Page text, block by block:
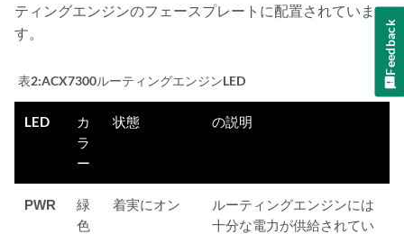
ティングエンジンのフェースプレートに配置されていま
す。
表2:ACX7300ルーティングエンジンLED
LED
カ
ラ
ー
状態 の説明
PWR
緑
色
着実にオン
ルーティングエンジンには
十分な電力が供給されてい
Feedback